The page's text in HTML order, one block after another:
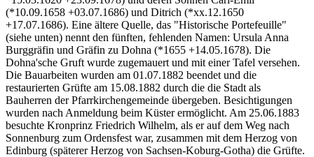
(*10.09.1658 +03.07.1686) und Ditrich (*xx.12.1650
+17.07.1686). Eine ältere Quelle, das "Historische Portefeuille"
(siehe unten) nennt den fünften, fehlenden Namen: Ursula Anna
Burggräfin und Gräfin zu Dohna (*1655 +14.05.1678). Die
Dohna'sche Gruft wurde zugemauert und mit einer Tafel versehen.
Die Bauarbeiten wurden am 01.07.1882 beendet und die
restaurierten Grüfte am 15.08.1882 durch die die Stadt als
Bauherren der Pfarrkirchengemeinde übergeben. Besichtigungen
wurden nach Anmeldung beim Küster ermöglicht. Am 25.06.1883
besuchte Kronprinz Friedrich Wilhelm, als er auf dem Weg nach
Sonnenburg zum Ordensfest war, zusammen mit dem Herzog von
Edinburg (späterer Herzog von Sachsen-Koburg-Gotha) die Grüfte.